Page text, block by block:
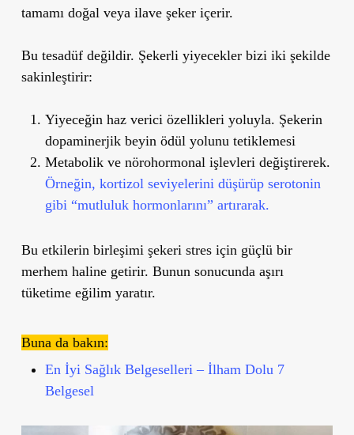
tamamı doğal veya ilave şeker içerir.
Bu tesadüf değildir. Şekerli yiyecekler bizi iki şekilde
sakinleştirir:
Yiyeceğin haz verici özellikleri yoluyla. Şekerin
dopaminerjik beyin ödül yolunu tetiklemesi
Metabolik ve nörohormonal işlevleri değiştirerek.
Örneğin, kortizol seviyelerini düşürüp serotonin
gibi “mutluluk hormonlarını” artırarak.
Bu etkilerin birleşimi şekeri stres için güçlü bir
merhem haline getirir. Bunun sonucunda aşırı
tüketime eğilim yaratır.
Buna da bakın:
En İyi Sağlık Belgeselleri – İlham Dolu 7
Belgesel